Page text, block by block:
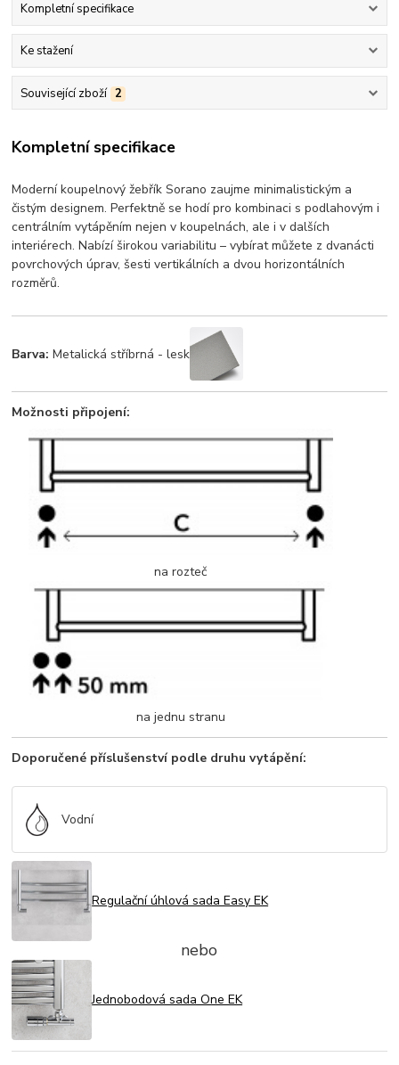
Kompletní specifikace
Ke stažení
Související zboží 2
Kompletní specifikace
Moderní koupelnový žebřík Sorano zaujme minimalistickým a
čistým designem. Perfektně se hodí pro kombinaci s podlahovým i
centrálním vytápěním nejen v koupelnách, ale i v dalších
interiérech. Nabízí širokou variabilitu – vybírat můžete z dvanácti
povrchových úprav, šesti vertikálních a dvou horizontálních
rozměrů.
Barva: Metalická stříbrná - lesk
Možnosti připojení:
na rozteč
na jednu stranu
Doporučené příslušenství podle druhu vytápění:
Vodní
Regulační úhlová sada Easy EK
nebo
Jednobodová sada One EK